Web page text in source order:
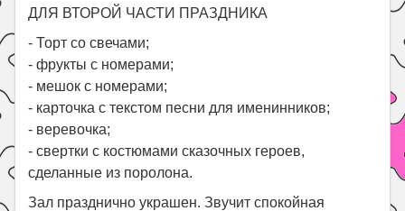
ДЛЯ ВТОРОЙ ЧАСТИ ПРАЗДНИКА
- Торт со свечами;
- фрукты с номерами;
- мешок с номерами;
- карточка с текстом песни для именинников;
- веревочка;
- свертки с костюмами сказочных героев,
сделанные из поролона.
Зал празднично украшен. Звучит спокойная